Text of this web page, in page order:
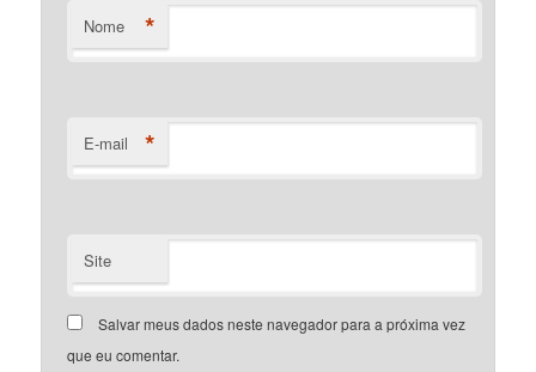
Nome *
E-mail *
Site
Salvar meus dados neste navegador para a próxima vez
que eu comentar.